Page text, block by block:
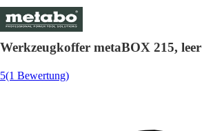
Werkzeugkoffer metaBOX 215, leer
5(1 Bewertung)